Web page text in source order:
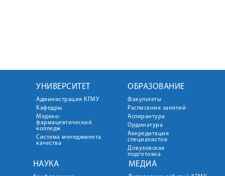
УНИВЕРСИТЕТ
Администрация КГМУ
Кафедры
Медико-
фармацевтический
колледж
Система менеджмента
качества
ОБРАЗОВАНИЕ
Факультеты
Расписания занятий
Аспирантура
Ординатура
Аккредитация
специалистов
Довузовская
подготовка
НАУКА МЕДИА